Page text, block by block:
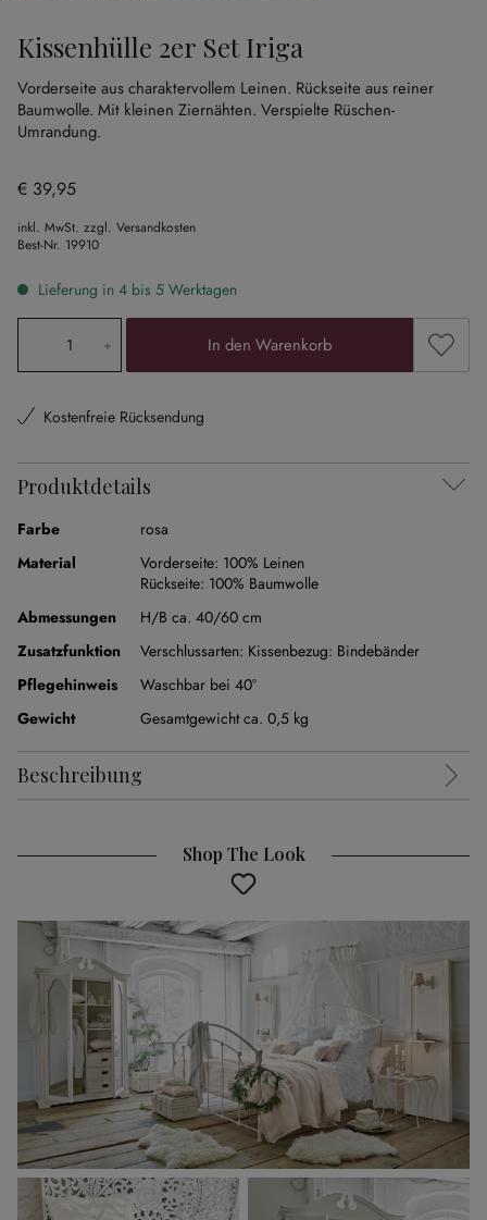
Kissenhülle 2er Set Iriga
Vorderseite aus charaktervollem Leinen. Rückseite aus reiner
Baumwolle. Mit kleinen Ziernähten. Verspielte Rüschen-
Umrandung.
€ 39,95
inkl. MwSt. zzgl. Versandkosten
Best-Nr. 19910
Lieferung in 4 bis 5 Werktagen
Produkt Anzahl: Gib den gewünschten Wert ein oder
In den Warenkorb Zum
Kostenfreie Rücksendung
Produktdetails
Farbe
rosa
Material
Vorderseite: 100% Leinen
Rückseite: 100% Baumwolle
Abmessungen
H/B ca. 40/60 cm
Zusatzfunktion
Verschlussarten: Kissenbezug: Bindebänder
Pflegehinweis
Waschbar bei 40°
Gewicht
Gesamtgewicht ca. 0,5 kg
Beschreibung
Shop The Look